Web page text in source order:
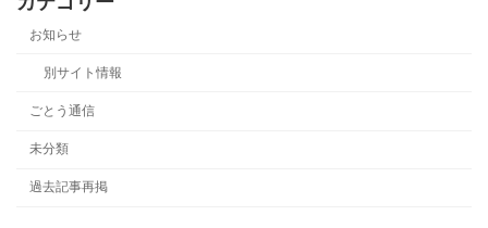
お知らせ
別サイト情報
ごとう通信
未分類
過去記事再掲